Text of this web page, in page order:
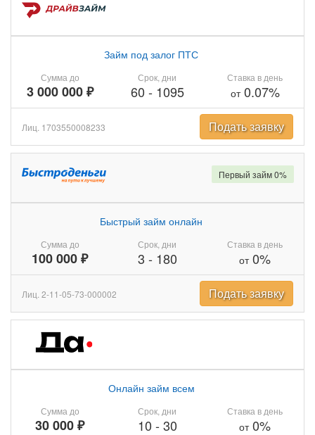
Сумма до
3 000 000 ₽
Займ под залог ПТС
Срок, дни
60 - 1095
Ставка в день
от0.07%
Лиц. 1703550008233 Подать заявку
Сумма до
100 000 ₽
Быстрый займ онлайн
Срок, дни
3 - 180
Ставка в день
от0%
Первый займ 0%
Лиц. 2-11-05-73-000002 Подать заявку
Сумма до
30 000 ₽
Онлайн займ всем
Срок, дни
10 - 30
Ставка в день
от0%